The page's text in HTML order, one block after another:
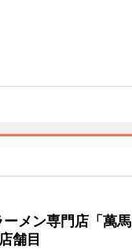
メン専門店「萬馬
舗目